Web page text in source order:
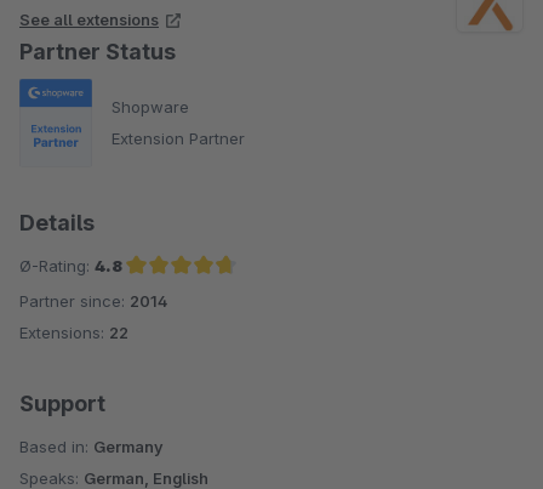
See all extensions
Partner Status
Shopware
Extension Partner
Details
Ø-Rating: 4.8
Average rating of 4.8 out of 5 stars
Partner since: 2014
Extensions: 22
Support
Based in: Germany
Speaks: German, English